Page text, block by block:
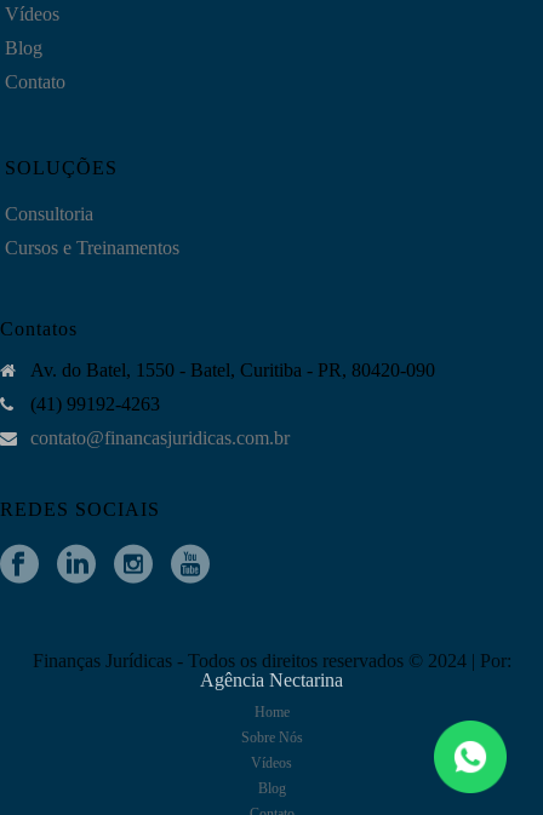
Vídeos
Blog
Contato
SOLUÇÕES
Consultoria
Cursos e Treinamentos
Contatos
Av. do Batel, 1550 - Batel, Curitiba - PR, 80420-090
(41) 99192-4263
contato@financasjuridicas.com.br
REDES SOCIAIS
Finanças Jurídicas - Todos os direitos reservados © 2024 | Por:
Agência Nectarina
Home
Sobre Nós
Vídeos
Blog